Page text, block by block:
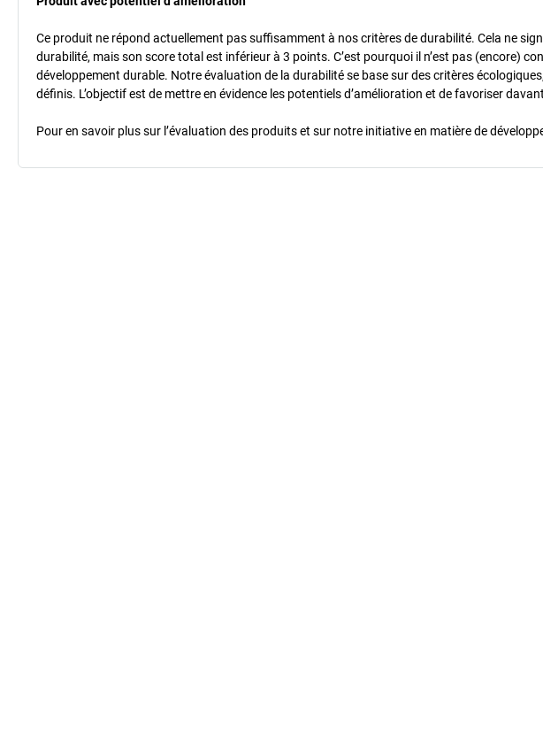
Ce produit ne répond actuellement pas suffisamment à nos critères de durabilité. Cela ne
durabilité, mais son score total est inférieur à 3 points. C’est pourquoi il n’est pas (encore)
développement durable. Notre évaluation de la durabilité se base sur des critères
définis. L’objectif est de mettre en évidence les potentiels d’amélioration et de favoriser
Pour en savoir plus sur l’évaluation des produits et sur notre initiative en matière de